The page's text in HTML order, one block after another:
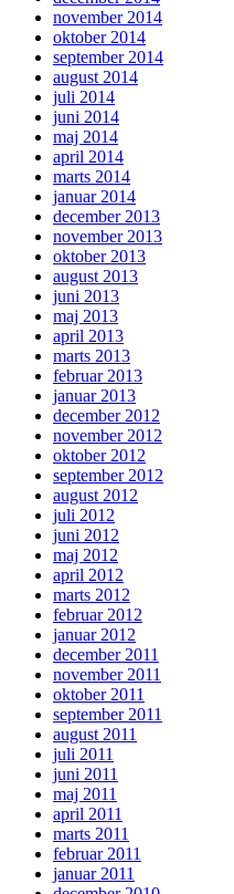
november 2014
oktober 2014
september 2014
august 2014
juli 2014
juni 2014
maj 2014
april 2014
marts 2014
januar 2014
december 2013
november 2013
oktober 2013
august 2013
juni 2013
maj 2013
april 2013
marts 2013
februar 2013
januar 2013
december 2012
november 2012
oktober 2012
september 2012
august 2012
juli 2012
juni 2012
maj 2012
april 2012
marts 2012
februar 2012
januar 2012
december 2011
november 2011
oktober 2011
september 2011
august 2011
juli 2011
juni 2011
maj 2011
april 2011
marts 2011
februar 2011
januar 2011